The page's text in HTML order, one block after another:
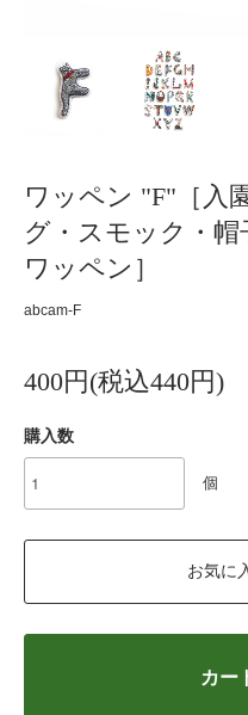
ワッペン "F"［入
グ・スモック・
ワッペン］
abcam-F
400円(税込440円)
購入数
個
お気に
カー